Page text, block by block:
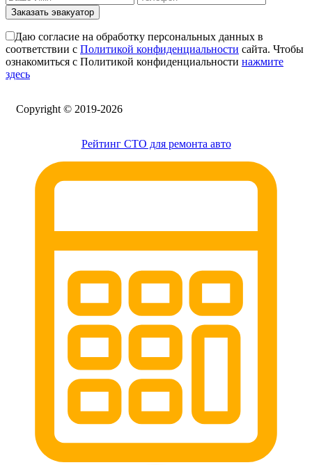
эвакуатор пикапа
эвакуатор фургона
эвакуатор в сто
эвакуатор из гаража
эвакуатор гидравлической
эвакуатор павловский посад
александров
домодедовская
рублевское шоссе
Заказать эвакуатор
Даю согласие на обработку персональных данных в
соответствии с Политикой конфиденциальности сайта. Чтобы
ознакомиться с Политикой конфиденциальности нажмите
здесь
Сopyright © 2019-2026
Рейтинг СТО для ремонта авто